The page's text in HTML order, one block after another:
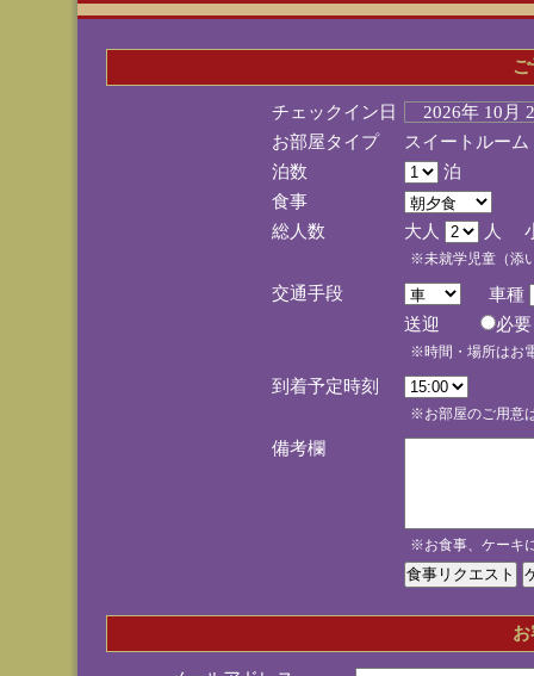
チェックイン日
2026年 10
お部屋タイプ
スイートルー
泊数
泊
食事
総人数
大人 人
※未就学児童（添
交通手段
車種
送迎
※時間・場所はお
到着予定時刻
※お部屋のご用意
備考欄
※お食事、ケーキ